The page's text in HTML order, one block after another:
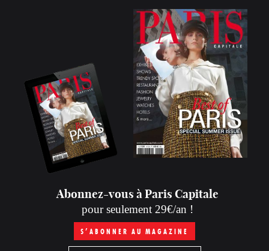
Abonnez-vous à Paris Capitale
pour seulement 29€/an !
S’ABONNER AU MAGAZINE